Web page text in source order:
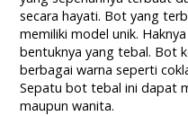
secara hayati. Bot yang
memiliki model unik.
bentuknya yang tebal. Bot
berbagai warna seperti
Sepatu bot tebal ini dapat
maupun wanita.